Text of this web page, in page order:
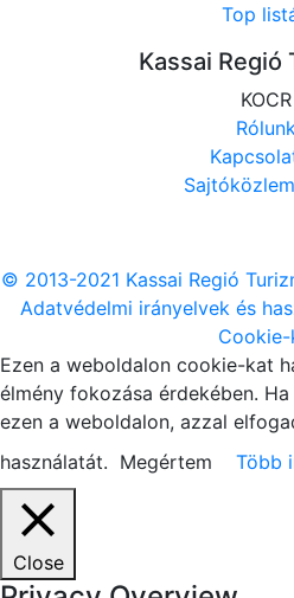
Top
Kassai Regió
KOCR
Rólunk
© 2013-2021 Kassai Regió
Adatvédelmi irányelvek és
Cookie-
Ezen a weboldalon cookie-kat
élmény fokozása érdekében.
ezen a weboldalon, azzal
használatát. Megértem Több
Close